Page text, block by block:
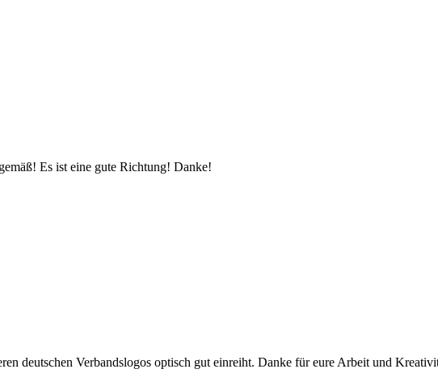
Es ist eine gute Richtung! Danke!
deutschen Verbandslogos optisch gut einreiht. Danke für eure Arbeit und